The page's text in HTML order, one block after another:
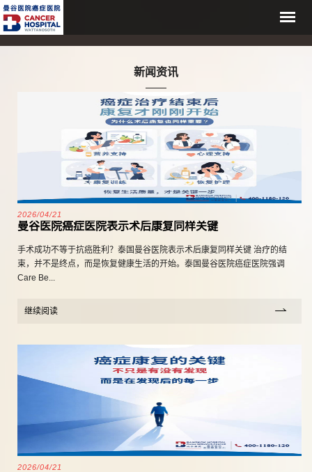
新闻资讯
2026/04/21
曼谷医院癌症医院表示术后康复同样关键
手术成功不等于抗癌胜利？泰国曼谷医院表示术后康复同样关键 治疗的结
束，并不是终点，而是恢复健康生活的开始。泰国曼谷医院癌症医院强调
Care Be...
继续阅读
2026/04/21